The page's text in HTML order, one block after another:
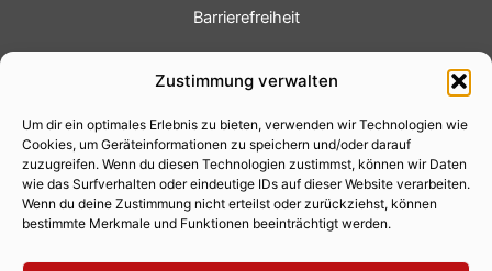
Zustimmung verwalten
Um dir ein optimales Erlebnis zu bieten, verwenden wir Technologien wie
Cookies, um Geräteinformationen zu speichern und/oder darauf
zuzugreifen. Wenn du diesen Technologien zustimmst, können wir Daten
wie das Surfverhalten oder eindeutige IDs auf dieser Website verarbeiten.
Wenn du deine Zustimmung nicht erteilst oder zurückziehst, können
bestimmte Merkmale und Funktionen beeinträchtigt werden.
Barrierefreiheit
Fotoservice
Videoservice
Werbung
Contenterstellung
Lokalnachrichten